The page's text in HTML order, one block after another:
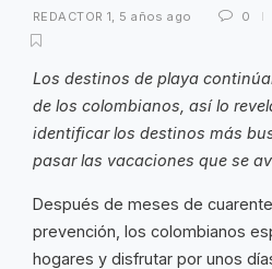
REDACTOR 1 5 años ago 0
Los destinos de playa
de los colombianos, así lo
identificar los destinos más
pasar las vacaciones que se
Después de meses de
prevención, los colombianos
hogares y disfrutar por unos